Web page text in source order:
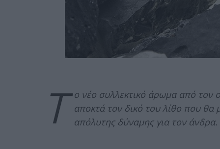
Τ ο νέο συλλεκτικό άρωμα από τον
αποκτά τον δικό του λίθο που θα
απόλυτης δύναμης για τον άνδρα.